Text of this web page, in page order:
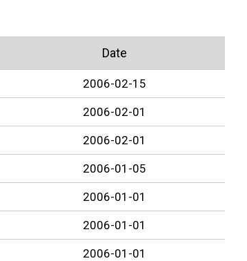
Date
2006-02-15
2006-02-01
2006-02-01
2006-01-05
2006-01-01
2006-01-01
2006-01-01